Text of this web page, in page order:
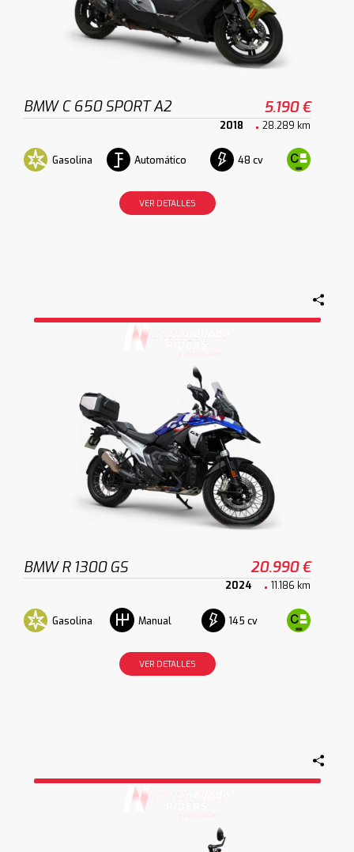
BMW C 650 SPORT A2 5.190 €
2018 28.289 km
Gasolina Automático 48 cv
VER DETALLES
BMW R 1300 GS 20.990 €
2024 11.186 km
Gasolina Manual 145 cv
VER DETALLES